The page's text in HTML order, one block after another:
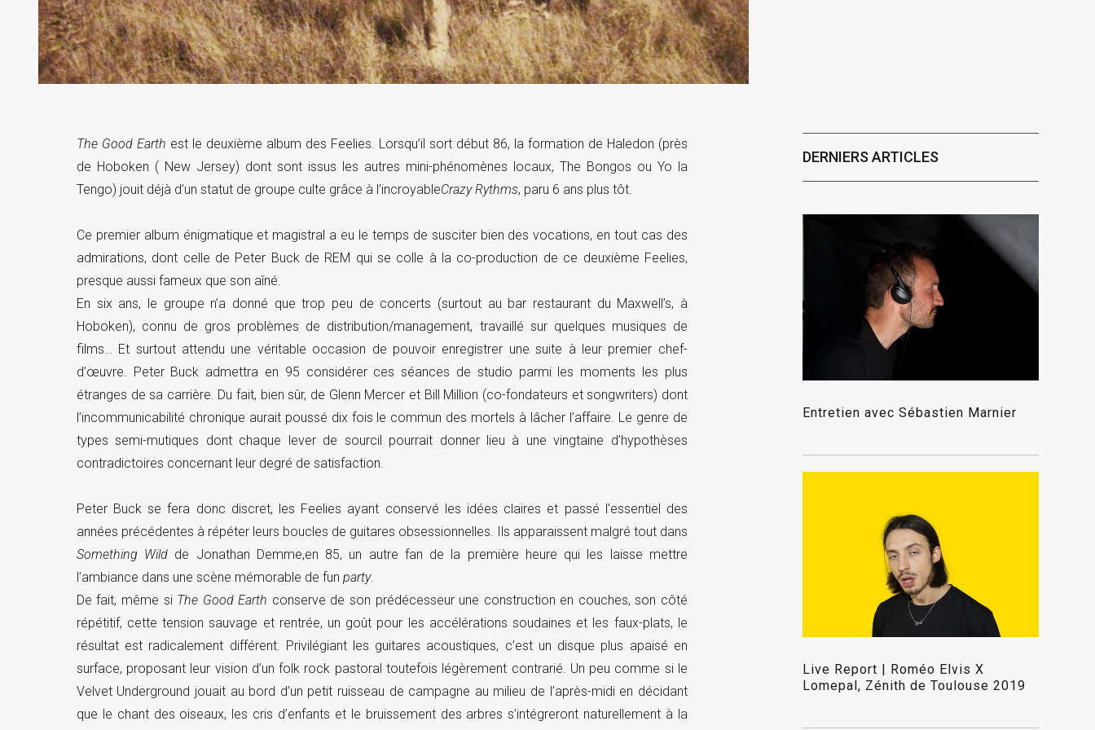
The Good Earth est le deuxième album des Feelies. Lorsqu’il sort début 86, la formation de Haledon (près
de Hoboken ( New Jersey) dont sont issus les autres mini-phénomènes locaux, The Bongos ou Yo la
Tengo) jouit déjà d’un statut de groupe culte grâce à l’incroyableCrazy Rythms, paru 6 ans plus tôt.
Ce premier album énigmatique et magistral a eu le temps de susciter bien des vocations, en tout cas des
admirations, dont celle de Peter Buck de REM qui se colle à la co-production de ce deuxième Feelies,
presque aussi fameux que son aîné.
En six ans, le groupe n’a donné que trop peu de concerts (surtout au bar restaurant du Maxwell’s, à
Hoboken), connu de gros problèmes de distribution/management, travaillé sur quelques musiques de
films… Et surtout attendu une véritable occasion de pouvoir enregistrer une suite à leur premier chef-
d’œuvre. Peter Buck admettra en 95 considérer ces séances de studio parmi les moments les plus
étranges de sa carrière. Du fait, bien sûr, de Glenn Mercer et Bill Million (co-fondateurs et songwriters) dont
l’incommunicabilité chronique aurait poussé dix fois le commun des mortels à lâcher l’affaire. Le genre de
types semi-mutiques dont chaque lever de sourcil pourrait donner lieu à une vingtaine d’hypothèses
contradictoires concernant leur degré de satisfaction.
Peter Buck se fera donc discret, les Feelies ayant conservé les idées claires et passé l’essentiel des
années précédentes à répéter leurs boucles de guitares obsessionnelles. Ils apparaissent malgré tout dans
Something Wild de Jonathan Demme,en 85, un autre fan de la première heure qui les laisse mettre
l’ambiance dans une scène mémorable de fun party.
De fait, même si The Good Earth conserve de son prédécesseur une construction en couches, son côté
répétitif, cette tension sauvage et rentrée, un goût pour les accélérations soudaines et les faux-plats, le
résultat est radicalement différent. Privilégiant les guitares acoustiques, c’est un disque plus apaisé en
surface, proposant leur vision d’un folk rock pastoral toutefois légèrement contrarié. Un peu comme si le
Velvet Underground jouait au bord d’un petit ruisseau de campagne au milieu de l’après-midi en décidant
que le chant des oiseaux, les cris d’enfants et le bruissement des arbres s’intégreront naturellement à la
DERNIERS ARTICLES
Entretien avec Sébastien Marnier
Live Report | Roméo Elvis X
Lomepal, Zénith de Toulouse 2019